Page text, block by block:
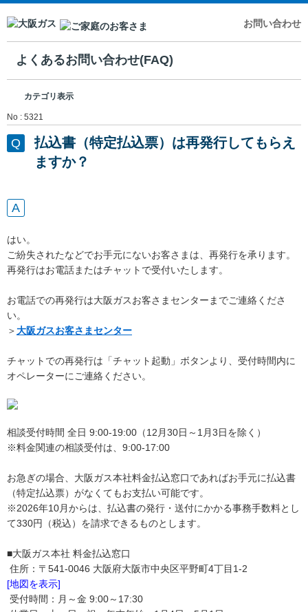
お問い合わせ
よくあるお問い合わせ(FAQ)
カテゴリ表示
No : 5321
払込書（特定払込票）は再発行してもらえ
ますか？
はい。
ご紛失されたなどでお手元にないお客さまは、再発行を承ります。
再発行はお電話またはチャットで受付いたします。
お電話での再発行は大阪ガスお客さまセンターまでご連絡くださ
い。
＞大阪ガスお客さまセンター
チャットでの再発行は「チャット起動」ボタンより、受付時間内に
オペレーターにご連絡ください。
相談受付時間 全日 9:00-19:00（12月30日～1月3日を除く）
※料金関連の相談受付は、9:00-17:00
お急ぎの場合、大阪ガス本社料金払込窓口であればお手元に払込書
（特定払込票）がなくてもお支払い可能です。
※2026年10月からは、払込書の発行・送付にかかる事務手数料とし
て330円（税込）を請求できるものとします。
■大阪ガス本社 料金払込窓口
住所：〒541-0046 大阪府大阪市中央区平野町4丁目1-2
[地図を表示]
受付時間：月～金 9:00～17:30